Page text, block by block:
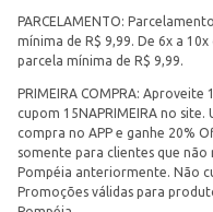
PARCELAMENTO:
mínima de R$ 9,99. De 6x a
parcela mínima de R$ 9,99.
PRIMEIRA COMPRA:
cupom 15NAPRIMEIRA no site.
compra no APP e ganhe 20%
somente para clientes que
Pompéia anteriormente. Não
Promoções válidas para